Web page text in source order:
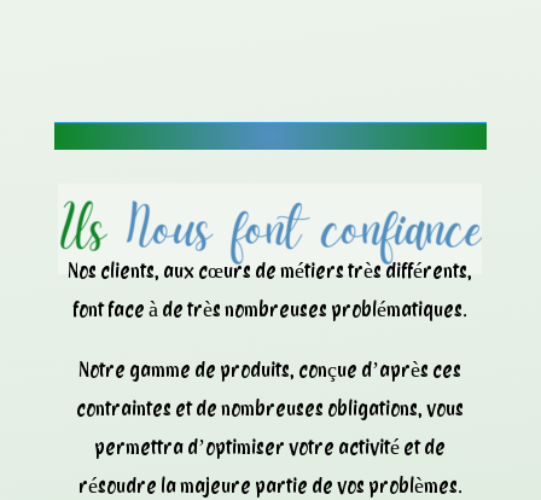
Nos clients, aux cœurs de métiers très différents,
font face à de très nombreuses problématiques.
Notre gamme de produits, conçue d’après ces
contraintes et de nombreuses obligations, vous
permettra d’optimiser votre activité et de
résoudre la majeure partie de vos problèmes.